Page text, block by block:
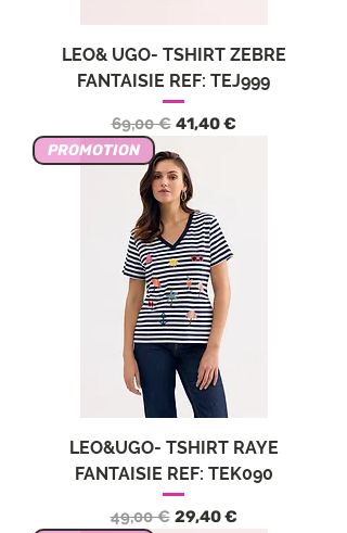
LEO& UGO- TSHIRT ZEBRE
FANTAISIE REF: TEJ999
Обычная цена
69,00 € Цена со скидкой
41,40 €
PROMOTION
LEO&UGO- TSHIRT RAYE
FANTAISIE REF: TEK090
Обычная цена
49,00 € Цена со скидкой
29,40 €